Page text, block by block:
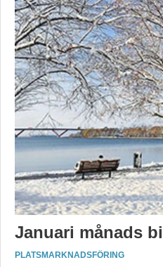
Januari månads
PLATSMARKNADSFÖRING